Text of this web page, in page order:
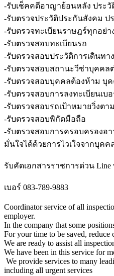
-รับเช็คคดีอาญาย้อนหลัง ประวั
-รับตรวจประวัติประกันสังคม ป
-รับตรวจทะเบียนราษฎร์ทุกอย่
-รับตรวจสอบทะเบียนรถ
-รับตรวจสอบประวัติการเดินทา
-รับตรวจสอบสถานะวีซ่าบุคคล
-รับตรวจสอบบุคคลต้องห้าม บุค
-รับตรวจสอบการลงทะเบียนเบ
-รับตรวจสอบรถเป้าหมายวิ่งตา
-รับตรวจสอบพิกัดมือถือ
-รับตรวจสอบการครอบครองอ
มั่นใจได้ด้วยการไวเใจจากบุค
รับคัดเอกสารราชการด่วน Line
เบอร์ 083-789-9883
Coordinator service of all
employer.
In the company that some
For your time to be saved,
We are ready to assist all
We have been in this service for
We provide services to many
including all urgent services